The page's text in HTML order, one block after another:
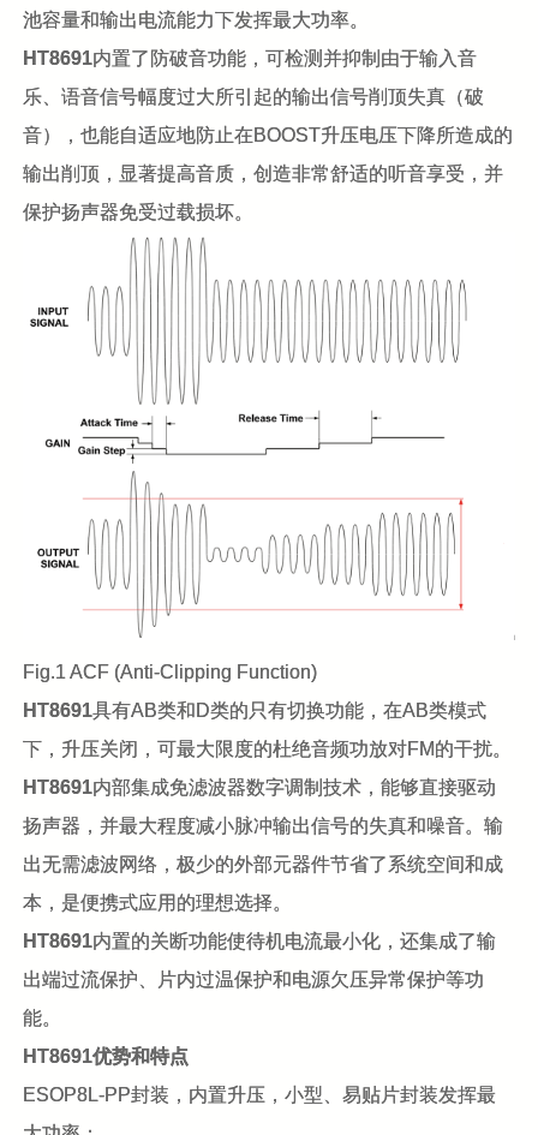
池容量和输出电流能力下发挥最大功率。
HT8691内置了防破音功能，可检测并抑制由于输入音
乐、语音信号幅度过大所引起的输出信号削顶失真（破
音），也能自适应地防止在BOOST升压电压下降所造成的
输出削顶，显著提高音质，创造非常舒适的听音享受，并
保护扬声器免受过载损坏。
Fig.1 ACF (Anti-Clipping Function)
HT8691具有AB类和D类的只有切换功能，在AB类模式
下，升压关闭，可最大限度的杜绝音频功放对FM的干扰。
HT8691内部集成免滤波器数字调制技术，能够直接驱动
扬声器，并最大程度减小脉冲输出信号的失真和噪音。输
出无需滤波网络，极少的外部元器件节省了系统空间和成
本，是便携式应用的理想选择。
HT8691内置的关断功能使待机电流最小化，还集成了输
出端过流保护、片内过温保护和电源欠压异常保护等功
能。
HT8691优势和特点
ESOP8L-PP封装，内置升压，小型、易贴片封装发挥最